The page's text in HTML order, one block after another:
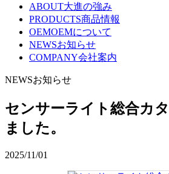
ABOUT大進の強み
PRODUCTS商品情報
OEMOEMについて
NEWSお知らせ
COMPANY会社案内
NEWSお知らせ
センサーライト総合カ
ました。
2025/11/01